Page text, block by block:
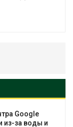
Google
из-за воды и